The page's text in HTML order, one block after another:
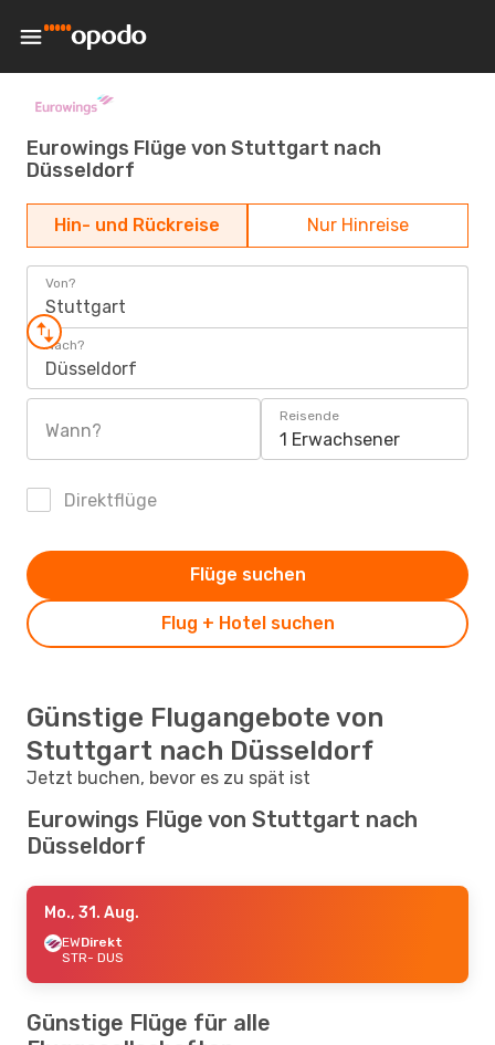
Eurowings Flüge von Stuttgart nach
Düsseldorf
Hin- und Rückreise Nur Hinreise
Von?
Stuttgart
Nach?
Düsseldorf
Wann?
Reisende
1 Erwachsener
Direktflüge
Flug + Hotel suchen
Flüge suchen
Günstige Flugangebote von
Stuttgart nach Düsseldorf
Jetzt buchen, bevor es zu spät ist
Eurowings Flüge von Stuttgart nach
Düsseldorf
Mo., 31. Aug.
EWDirekt
STR- DUS
Günstige Flüge für alle